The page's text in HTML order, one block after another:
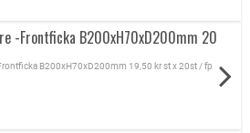
-Frontficka B200xH70xD200mm 20
B200xH70xD200mm 19,50 kr st x 20st / fp